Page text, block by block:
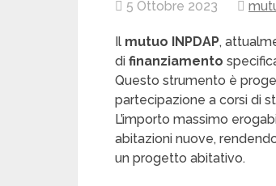
5 Ottobre 2023
Il mutuo INPDAP,
di finanziamento
Questo strumento è
partecipazione a corsi di
L’importo massimo
abitazioni nuove,
un progetto abitativo.